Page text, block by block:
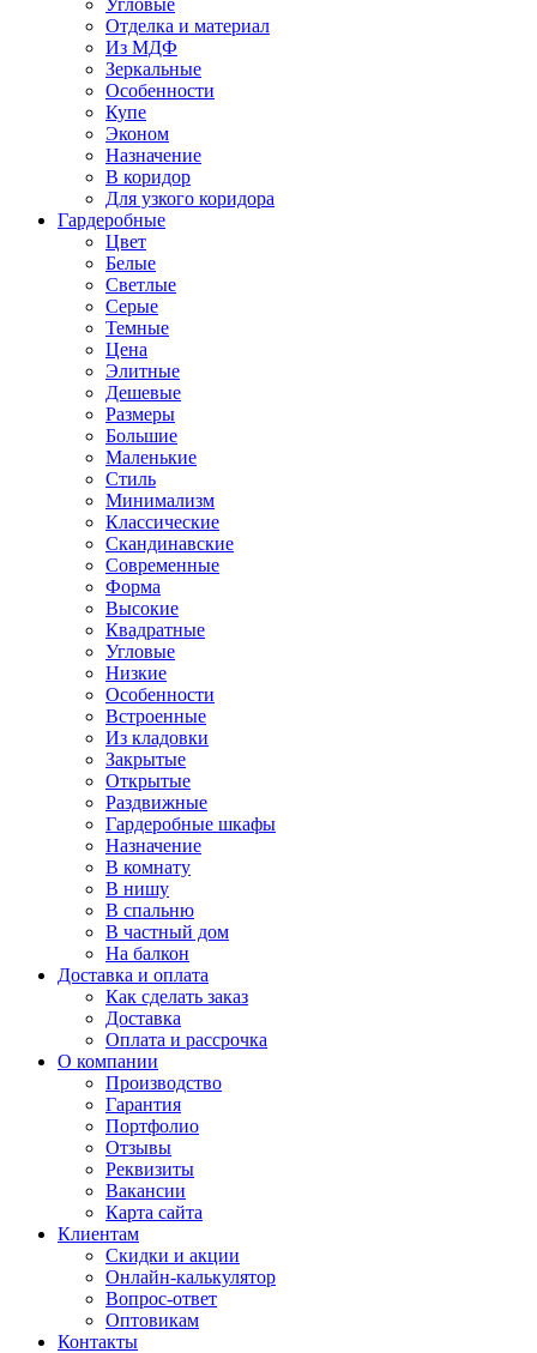
Угловые
Отделка и материал
Из МДФ
Зеркальные
Особенности
Купе
Эконом
Назначение
В коридор
Для узкого коридора
Гардеробные
Цвет
Белые
Светлые
Серые
Темные
Цена
Элитные
Дешевые
Размеры
Большие
Маленькие
Стиль
Минимализм
Классические
Скандинавские
Современные
Форма
Высокие
Квадратные
Угловые
Низкие
Особенности
Встроенные
Из кладовки
Закрытые
Открытые
Раздвижные
Гардеробные шкафы
Назначение
В комнату
В нишу
В спальню
В частный дом
На балкон
Доставка и оплата
Как сделать заказ
Доставка
Оплата и рассрочка
О компании
Производство
Гарантия
Портфолио
Отзывы
Реквизиты
Вакансии
Карта сайта
Клиентам
Скидки и акции
Онлайн-калькулятор
Вопрос-ответ
Оптовикам
Контакты